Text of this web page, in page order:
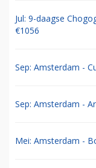
Jul: 9-daagse
€1056
Sep: Amsterdam -
Sep: Amsterdam -
Mei: Amsterdam -